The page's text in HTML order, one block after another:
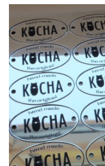
CEDULKY
MOJE POSLEDNÍ PRÁCE